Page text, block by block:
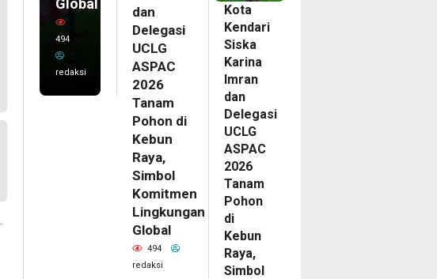
Global
494
redaksi
dan
Delegasi
UCLG
ASPAC
2026
Tanam
Pohon di
Kebun
Raya,
Simbol
Komitmen
Lingkungan
Global
494
redaksi
Kota
Kendari
Siska
Karina
Imran
dan
Delegasi
UCLG
ASPAC
2026
Tanam
Pohon
di
Kebun
Raya,
Simbol